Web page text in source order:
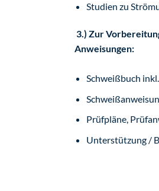
Studien zu
3.) Zur
Anweisungen:
Schweißbuch
Prüfpläne,
Unterstützung /